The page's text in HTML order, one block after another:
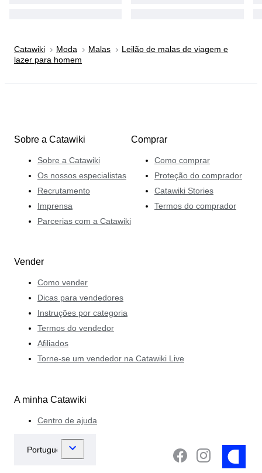
Catawiki Moda Malas
Leilão de malas de viagem e
lazer para homem
Sobre a Catawiki
Sobre a Catawiki
Os nossos especialistas
Recrutamento
Imprensa
Parcerias com a Catawiki
Comprar
Como comprar
Proteção do comprador
Catawiki Stories
Termos do comprador
Vender
Como vender
Dicas para vendedores
Instruções por categoria
Termos do vendedor
Afiliados
Torne-se um vendedor na Catawiki Live
A minha Catawiki
Centro de ajuda